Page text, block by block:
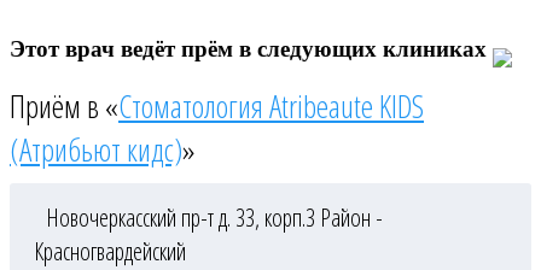
Этот врач ведёт прём в следующих клиниках
Приём в «Стоматология Atribeaute KIDS
(Атрибьют кидс)»
Новочеркасский пр-т д. 33, корп.3 Район -
Красногвардейский